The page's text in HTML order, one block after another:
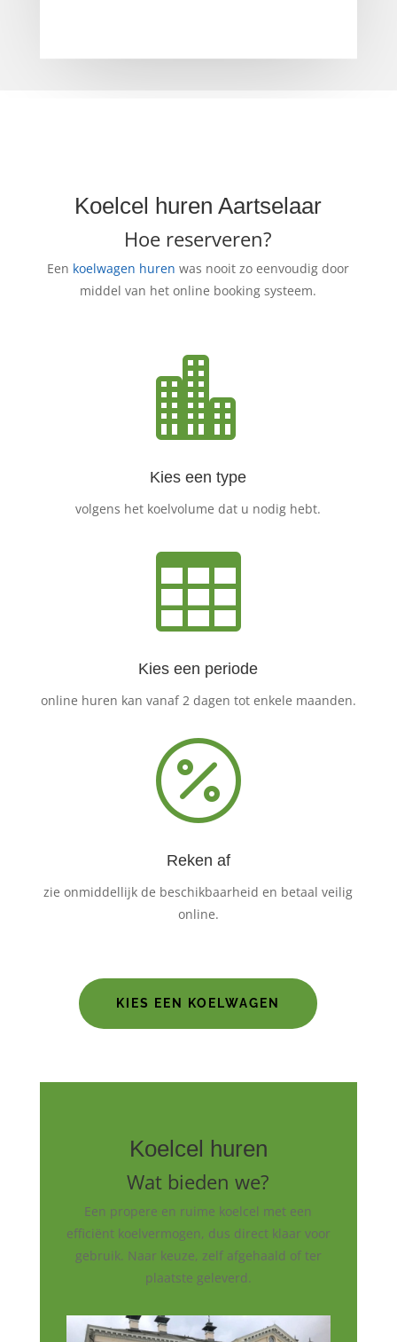
Koelcel huren Aartselaar
Hoe reserveren?
Een koelwagen huren was nooit zo eenvoudig door
middel van het online booking systeem.

Kies een type
volgens het koelvolume dat u nodig hebt.

Kies een periode
online huren kan vanaf 2 dagen tot enkele maanden.

Reken af
zie onmiddellijk de beschikbaarheid en betaal veilig
online.
KIES EEN KOELWAGEN
Koelcel huren
Wat bieden we?
Een propere en ruime koelcel met een
efficiënt koelvermogen, dus direct klaar voor
gebruik. Naar keuze, zelf afgehaald of ter
plaatste geleverd.